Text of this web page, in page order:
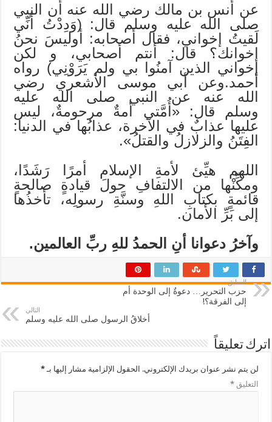
عن أنس بن مالك رضي الله عنه أن النبي
صلى الله عليه وسلم قال: (وَدِدْتُ أنِّي
لَقيتُ إخواني، فقال أصحابه: أوليسَ نحنُ
إخوانك؟ قال: أنتم أصحابي، و لكن
إخواني الذين آمنُوا بي ولم يَرَوْنِي) رواه
أحمد.وعن أبي موسى الأشعري رضي
الله عنه عن النبي صلى الله عليه
وسلم قال: «أُمَّتي أمةٌ مرحومةٌ، ليس
عليها عذابٌ في الآخرة، عذابُها في الدنيا:
الفِتَنُ والزلازلُ والقتلُ».
اللهم هيِّئ لأمةِ الإسلام أمرًا رَشَدًا،
ومكِّنْها من الالتفافِ حولَ قيادةٍ صالحةٍ
قائمةٍ بكتابِ اللهِ وسنَّةِ رسولِه، تأخذُها
إلى بَرِّ الأمان.
وآخرُ دعوانا أنِ الحمدُ للهِ ربِّ العالمين.
السابق
حزب التحرير… دعوةٌ إلى الوحدة أم
إلى الفرقة؟!
التالي
أخلاقُ الرسول صلى الله عليه وسلم
اترك تعليقاً
لن يتم نشر عنوان بريدك الإلكتروني. الحقول الإلزامية مشار إليها بـ*
التعليق*